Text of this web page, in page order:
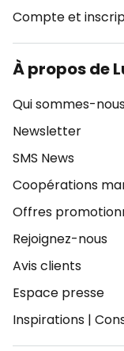
Compte et
À propos de
Qui sommes-
Newsletter
SMS News
Coopérations
Offres
Rejoignez-nous
Avis clients
Espace presse
Inspirations |